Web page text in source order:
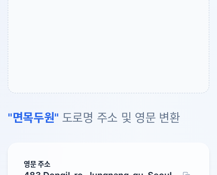
"면목두원" 도로명 주소 및 영문 변환
영문 주소